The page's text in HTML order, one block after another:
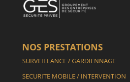
NOS PRESTATIONS
SURVEILLANCE / GARDIENNAGE
SECURITE MOBILE / INTERVENTION